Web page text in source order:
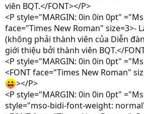
viên BQT.</FONT></P>
<P style="MARGIN: 0in 0in 0pt"
face="Times New Roman" size=3>-
(không phải thành viên của Diễn
giới thiệu bởi thành viên BQT.</
<P style="MARGIN: 0in 0in 0pt"
<FONT face="Times New Roman"
></P>
<P style="MARGIN: 0in 0in 0pt"
style="mso-bidi-font-weight: